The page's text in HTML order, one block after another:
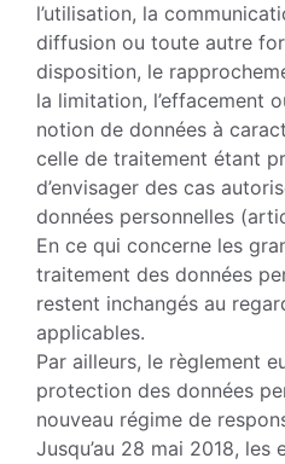
l’utilisation, la
diffusion ou toute autre
disposition, le
la limitation, l’efface­ment
notion de données à
celle de traitement étant
d’envisager des cas
données per­sonnelles
En ce qui concerne les
traitement des données
restent inchangés au
applicables.
Par ailleurs, le règlement
protection des données
nouveau régime de
Jusqu’au 28 mai 2018, les